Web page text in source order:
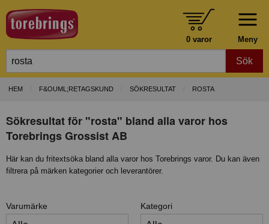
Meny
0 varor
Sök
HEM F&OUML;RETAGSKUND SÖKRESULTAT ROSTA
Sökresultat för "rosta" bland alla varor hos
Torebrings Grossist AB
Här kan du fritextsöka bland alla varor hos Torebrings varor. Du kan även
filtrera på märken kategorier och leverantörer.
Varumärke Kategori